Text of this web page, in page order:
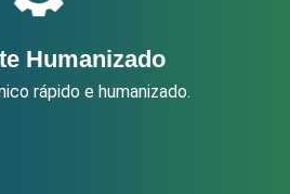
Humanizado
rápido e humanizado.